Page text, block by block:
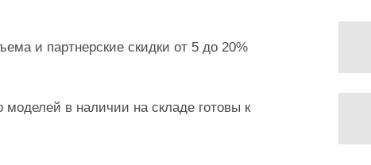
и партнерские скидки от 5 до 20%
моделей в наличии на складе готовы к